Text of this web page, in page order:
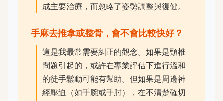
成主要治療，而忽略了姿勢調整與復健。
手麻去推拿或整骨，會不會比較快好？
這是我最常需要糾正的觀念。如果是頸椎
問題引起的，或許在專業評估下進行溫和
的徒手鬆動可能有幫助。但如果是周邊神
經壓迫（如手腕或手肘），在不清楚確切